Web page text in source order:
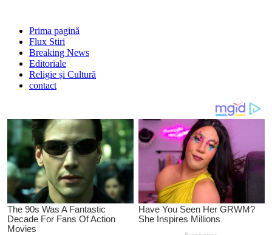
Prima pagină
Flux Stiri
Breaking News
Editoriale
Religie și Cultură
contact